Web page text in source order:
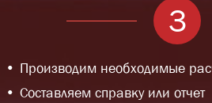
3
Производим необходимые
Составляем справку или отчет